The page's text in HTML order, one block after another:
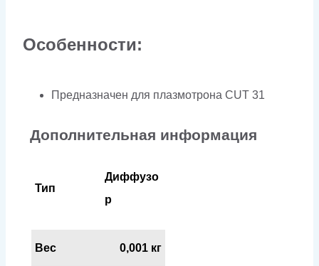
Особенности:
Предназначен для плазмотрона CUT 31
Дополнительная информация
Тип
Диффузо
р
Вес 0,001 кг